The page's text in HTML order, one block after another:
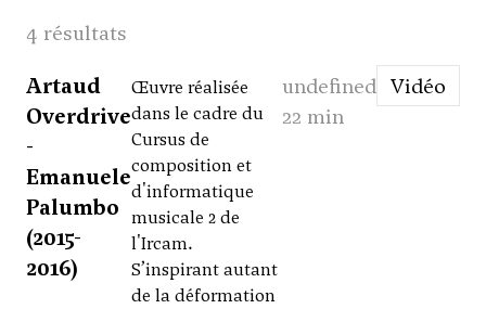
4 résultats
Artaud
Overdrive
-
Emanuele
Palumbo
(2015-
2016)
Œuvre réalisée
dans le cadre du
Cursus de
composition et
d'informatique
musicale 2 de
l'Ircam.
S’inspirant autant
de la déformation
undefined
22 min
Vidéo